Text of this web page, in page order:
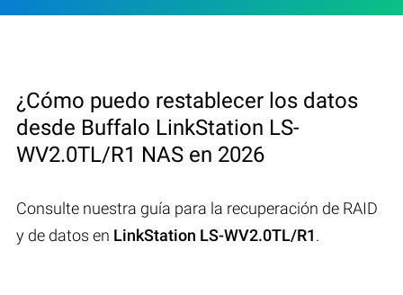
¿Cómo puedo restablecer los datos
desde Buffalo LinkStation LS-
WV2.0TL/R1 NAS en 2026
Consulte nuestra guía para la recuperación de RAID
y de datos en LinkStation LS-WV2.0TL/R1.